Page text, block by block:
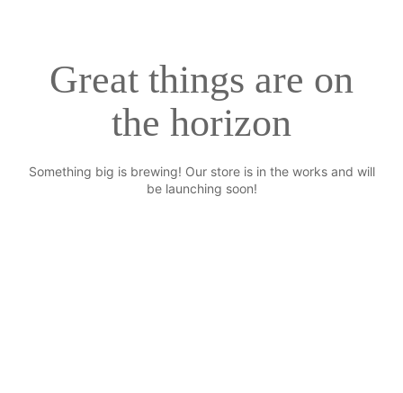
Great things are on
the horizon
Something big is brewing! Our store is in the works and will
be launching soon!